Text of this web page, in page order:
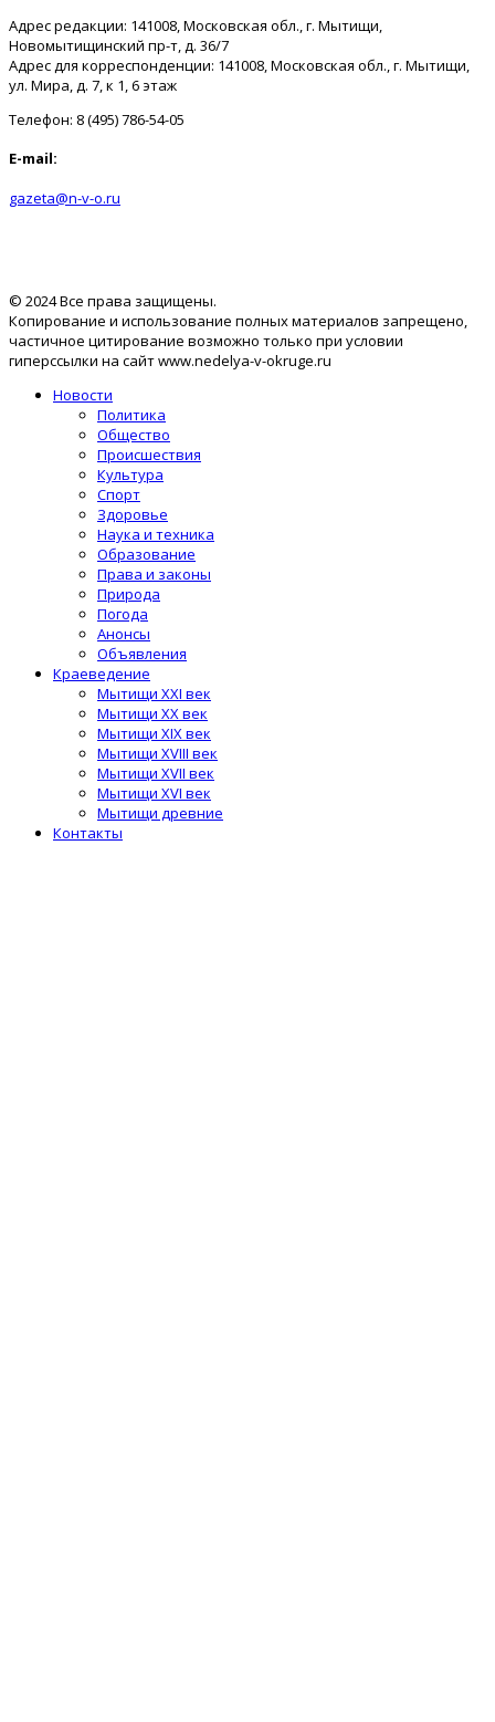
Адрес редакции: 141008, Московская обл., г. Мытищи,
Новомытищинский пр-т, д. 36/7
Адрес для корреспонденции: 141008, Московская обл., г. Мытищи,
ул. Мира, д. 7, к 1, 6 этаж
Телефон: 8 (495) 786-54-05
E-mail:
gazeta@n-v-o.ru
© 2024 Все права защищены.
Копирование и использование полных материалов запрещено,
частичное цитирование возможно только при условии
гиперссылки на сайт www.nedelya-v-okruge.ru
Новости
Политика
Общество
Происшествия
Культура
Спорт
Здоровье
Наука и техника
Образование
Права и законы
Природа
Погода
Анонсы
Объявления
Краеведение
Мытищи XXI век
Мытищи XX век
Мытищи XIX век
Мытищи XVIII век
Мытищи XVII век
Мытищи XVI век
Мытищи древние
Контакты